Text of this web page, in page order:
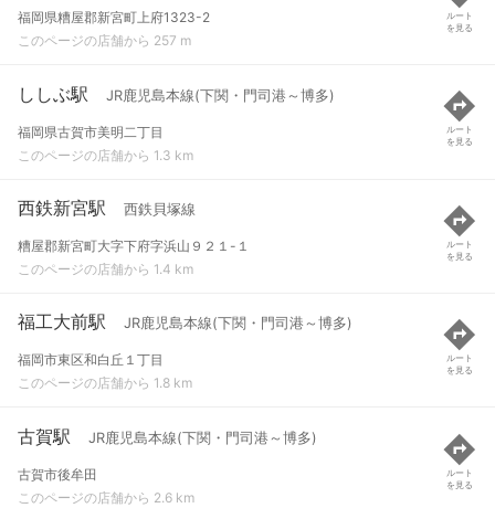
福岡県糟屋郡新宮町上府1323-2
このページの店舗から 257 m
ルート
を見る
ししぶ駅 JR鹿児島本線(下関・門司港～博多)
福岡県古賀市美明二丁目
このページの店舗から 1.3 km
ルート
を見る
西鉄新宮駅 西鉄貝塚線
糟屋郡新宮町大字下府字浜山９２１-１
このページの店舗から 1.4 km
ルート
を見る
福工大前駅 JR鹿児島本線(下関・門司港～博多)
福岡市東区和白丘１丁目
このページの店舗から 1.8 km
ルート
を見る
古賀駅 JR鹿児島本線(下関・門司港～博多)
古賀市後牟田
このページの店舗から 2.6 km
ルート
を見る